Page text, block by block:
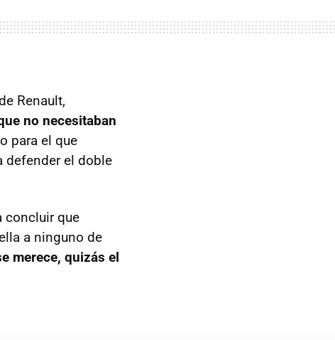
Renault,
no necesitaban
para el que
defender el doble
concluir que
a ninguno de
merece, quizás el